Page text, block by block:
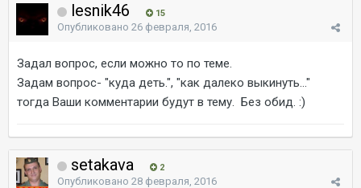
lesnik46 15
Опубликовано 26 февраля, 2016
Задал вопрос, если можно то по теме.
Задам вопрос- "куда деть.", "как далеко выкинуть..."
тогда Ваши комментарии будут в тему. Без обид. :)
setakava 2
Опубликовано 28 февраля, 2016